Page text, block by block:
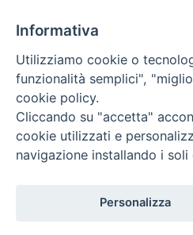
Istituto Superiore di Scienze
Tel. 0835/256357 E-mail:
Informativa
Utilizziamo cookie o
funzionalità semplici",
cookie policy.
Cliccando su "accetta"
cookie utilizzati e
navigazione installando i
Personalizza